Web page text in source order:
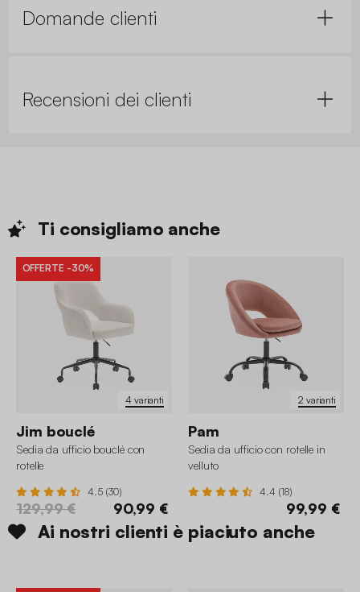
Domande clienti
Recensioni dei clienti
Ti consigliamo anche
4 varianti
OFFERTE -30%
Jim bouclé
Sedia da ufficio bouclé con
rotelle
4.5 (30)
129,99 € 90,99 €
2 varianti
Pam
Sedia da ufficio con rotelle in
velluto
4.4 (18)
99,99 €
Ai nostri clienti è piaciuto anche